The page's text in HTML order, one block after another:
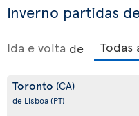
Inverno partidas
Ida e volta de
Toronto (CA)
de Lisboa(PT)